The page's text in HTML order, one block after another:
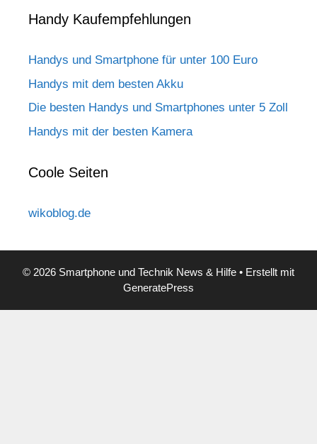
Handy Kaufempfehlungen
Handys und Smartphone für unter 100 Euro
Handys mit dem besten Akku
Die besten Handys und Smartphones unter 5 Zoll
Handys mit der besten Kamera
Coole Seiten
wikoblog.de
© 2026 Smartphone und Technik News & Hilfe • Erstellt mit
GeneratePress